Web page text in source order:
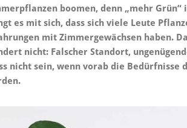
boomen, denn „mehr Grün“
es mit sich, dass sich viele Leute
mit Zimmergewächsen haben.
nicht: Falscher Standort,
nicht sein, wenn vorab die Bedürfnisse